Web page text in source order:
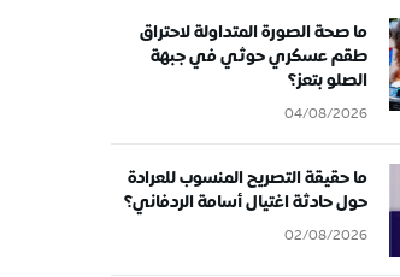
ما صحة الصورة المتداولة لاحتراق
طقم عسكري حوثي في جبهة
الصلو بتعز؟
04/08/2026
ما حقيقة التصريح المنسوب للعرادة
حول حادثة اغتيال أسامة الردفاني؟
02/08/2026